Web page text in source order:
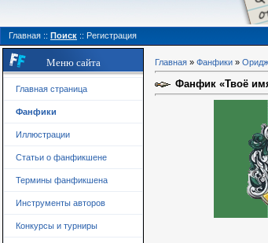
Главная :: Поиск :: Регистрация
Меню сайта
Главная страница
Фанфики
Иллюстрации
Статьи о фанфикшене
Термины фанфикшена
Инструменты авторов
Конкурсы и турниры
Главная » Фанфики »
Фанфик «Твоё